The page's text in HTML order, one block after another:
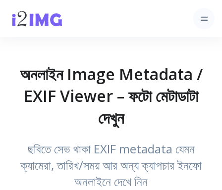
অনলাইন Image Metadata /
EXIF Viewer – ফটো মেটাডাটা
দেখুন
ছবিতে সেভ থাকা EXIF metadata যেমন
ক্যামেরা, তারিখ/সময় আর অন্য ক্যাপচার ইনফো
অনলাইনে দেখে নিন